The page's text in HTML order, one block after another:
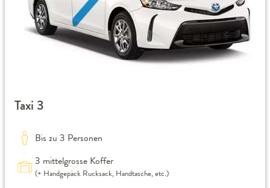
Taxi 3
Bis zu 3 Personen
3 mittelgrosse Koffer
(+ Handgepäck Rucksack, Handtasche, etc.)